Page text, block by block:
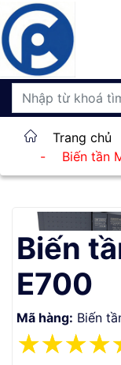
Trang chủ
-
Biến tần
Biến
E700
Mã hàng: Biến
☆
☆
☆
☆